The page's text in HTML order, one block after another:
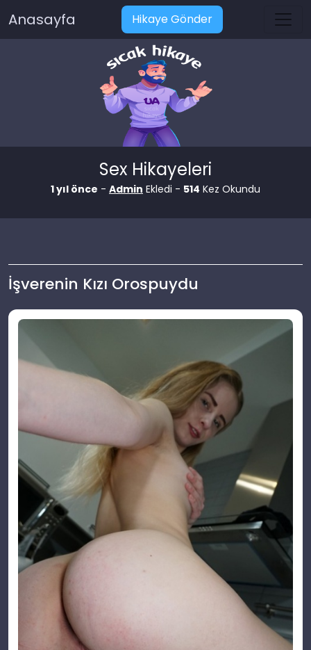
Anasayfa Hikaye Gönder
Sex Hikayeleri
1 yıl önce - Admin Ekledi - 514 Kez Okundu
İşverenin Kızı Orospuydu